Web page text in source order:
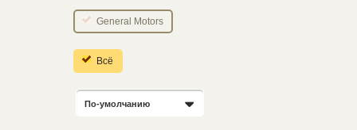
General Motors
Всё
По-умолчанию